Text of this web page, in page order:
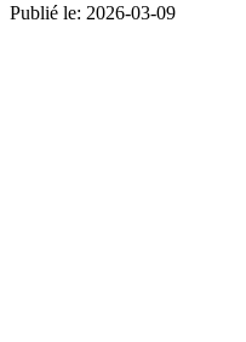
Publié le: 2026-03-09